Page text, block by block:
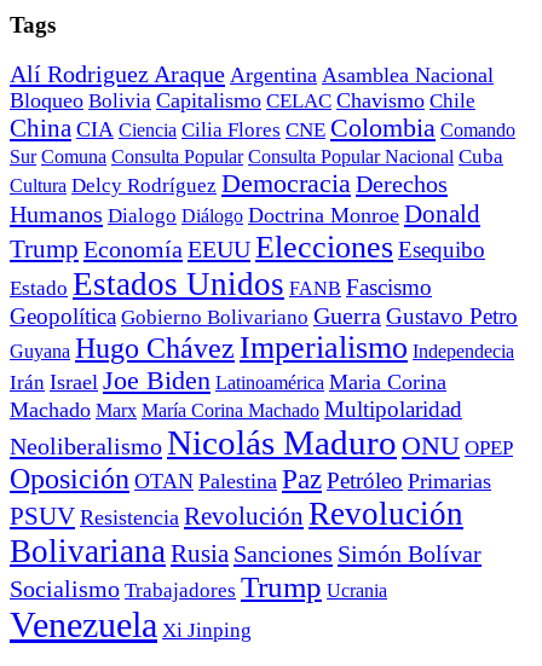
Tags
Alí Rodriguez Araque Argentina Asamblea Nacional
Bloqueo Bolivia Capitalismo CELAC Chavismo Chile
China CIA Ciencia Cilia Flores CNE Colombia Comando
Sur Comuna Consulta Popular Consulta Popular Nacional Cuba
Cultura Delcy Rodríguez DemocraciaDerechos
Humanos Dialogo Diálogo Doctrina Monroe Donald
Trump Economía EEUUEleccionesEsequibo
Estado Estados Unidos FANB Fascismo
Geopolítica Gobierno Bolivariano GuerraGustavo Petro
Guyana Hugo Chávez Imperialismo Independecia
Irán Israel Joe Biden Latinoamérica Maria Corina
Machado Marx María Corina Machado Multipolaridad
NeoliberalismoNicolás Maduro ONU OPEP
Oposición OTAN Palestina PazPetróleo Primarias
PSUV Resistencia Revolución Revolución
BolivarianaRusia Sanciones Simón Bolívar
Socialismo Trabajadores Trump Ucrania
Venezuela Xi Jinping